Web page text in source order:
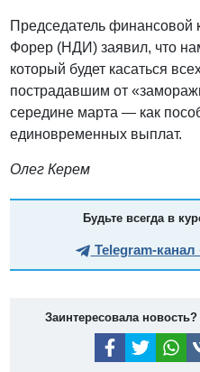
Председатель финансовой
Форер (НДИ) заявил, что
который будет касаться
пострадавшим от
середине марта — как
единовременных выплат.
Олег Керем
Будьте всегда в
Telegram-
Заинтересовала